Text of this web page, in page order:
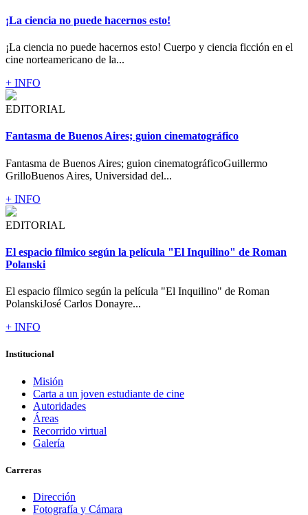
¡La ciencia no puede hacernos esto!
¡La ciencia no puede hacernos esto! Cuerpo y ciencia ficción en el
cine norteamericano de la...
+ INFO
EDITORIAL
Fantasma de Buenos Aires; guion cinematográfico
Fantasma de Buenos Aires; guion cinematográficoGuillermo
GrilloBuenos Aires, Universidad del...
+ INFO
EDITORIAL
El espacio fílmico según la película "El Inquilino" de Roman
Polanski
El espacio fílmico según la película "El Inquilino" de Roman
PolanskiJosé Carlos Donayre...
+ INFO
Institucional
Misión
Carta a un joven estudiante de cine
Autoridades
Áreas
Recorrido virtual
Galería
Carreras
Dirección
Fotografía y Cámara